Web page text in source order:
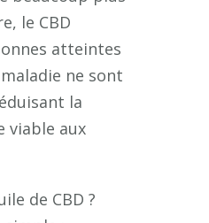
le CBD
atteintes
ne sont
la
viable aux
de CBD ?